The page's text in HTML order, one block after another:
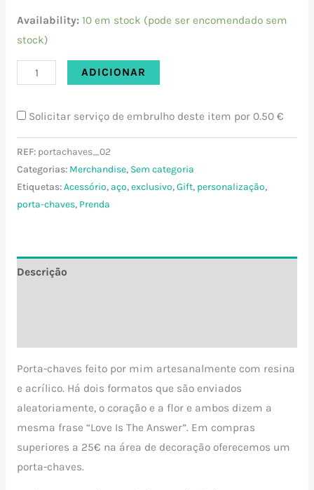
Availability: 10 em stock (pode ser encomendado sem
stock)
ADICIONAR
Solicitar serviço de embrulho deste item por 0.50 €
REF: portachaves_02
Categorias: Merchandise, Sem categoria
Etiquetas:Acessório, aço,exclusivo,Gift, personalização,
porta-chaves, Prenda
Descrição
Porta-chaves feito por mim artesanalmente com resina
e acrílico. Há dois formatos que são enviados
aleatoriamente, o coração e a flor e ambos dizem a
mesma frase “Love Is The Answer”. Em compras
superiores a 25€ na área de decoração oferecemos um
porta-chaves.